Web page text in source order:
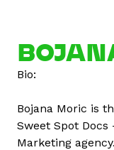
Bio:
Bojana Moric is
Sweet Spot
Marketing